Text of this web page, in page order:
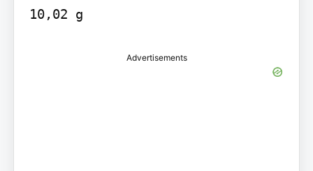
10,02 g
Advertisements